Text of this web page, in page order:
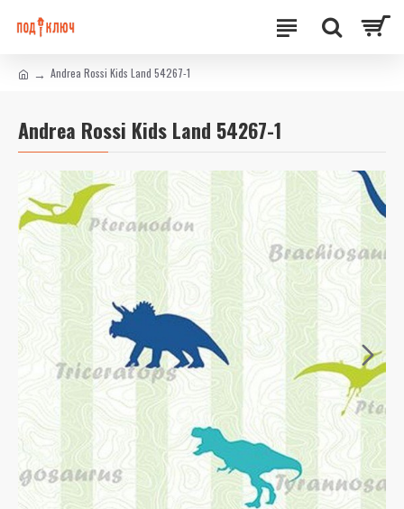
Andrea Rossi Kids Land 54267-1
Andrea Rossi Kids Land 54267-1